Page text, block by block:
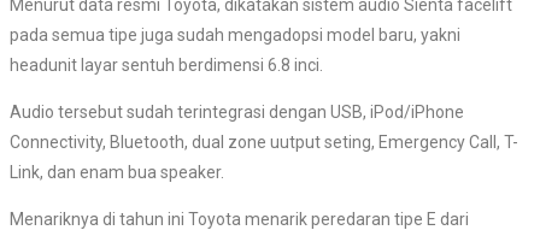
Menurut data resmi Toyota, dikatakan sistem audio Sienta facelift
pada semua tipe juga sudah mengadopsi model baru, yakni
headunit layar sentuh berdimensi 6.8 inci.
Audio tersebut sudah terintegrasi dengan USB, iPod/iPhone
Connectivity, Bluetooth, dual zone uutput seting, Emergency Call, T-
Link, dan enam bua speaker.
Menariknya di tahun ini Toyota menarik peredaran tipe E dari